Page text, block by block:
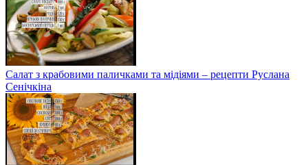
Салат з крабовими паличками та мідіями – рецепти Руслана
Сенічкіна